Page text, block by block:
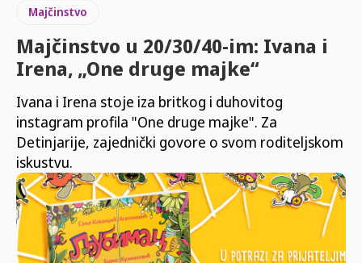
Majčinstvo
Majčinstvo u 20/30/40-im: Ivana i
Irena, „One druge majke“
Ivana i Irena stoje iza britkog i duhovitog
instagram profila "One druge majke". Za
Detinjarije, zajednički govore o svom roditeljskom
iskustvu.